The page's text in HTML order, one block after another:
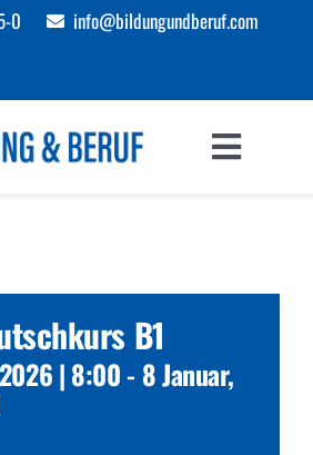
0
info@bildungundberuf.com
Toggle
Bildung
Beruf
B1
| 8:00- 8 Januar,